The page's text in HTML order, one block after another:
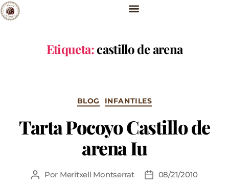
Etiqueta:castillo de arena
BLOG INFANTILES
Tarta Pocoyo Castillo de
arena Iu
Por Meritxell Montserrat 08/21/2010